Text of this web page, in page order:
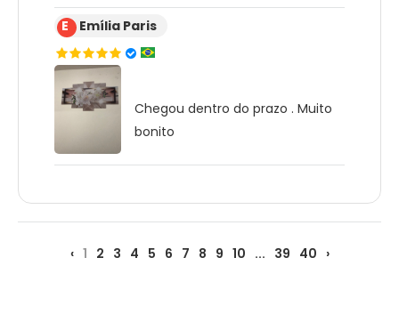
E Emília Paris
Chegou dentro do prazo . Muito
bonito
‹ 1 2 3 4 5 6 7 8 9 10 ... 39 40 ›